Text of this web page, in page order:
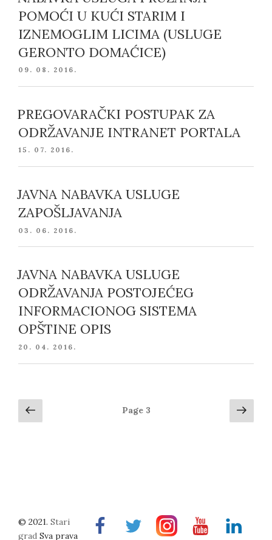
POMOĆI U KUĆI STARIM I
IZNEMOGLIM LICIMA (USLUGE
GERONTO DOMAĆICE)
POSTED
09. 08. 2016.
PREGOVARAČKI POSTUPAK ZA
ODRŽAVANJE INTRANET PORTALA
POSTED
15. 07. 2016.
JAVNA NABAVKA USLUGE
ZAPOŠLJAVANJA
POSTED
03. 06. 2016.
JAVNA NABAVKA USLUGE
ODRŽAVANJA POSTOJEĆEG
INFORMACIONOG SISTEMA
OPŠTINE OPIS
POSTED
20. 04. 2016.
Posts
navigation
page
Page 3 Next
page
FacebookTwitterInstragramYoutubeLinkedin
© 2021. Stari
grad Sva prava